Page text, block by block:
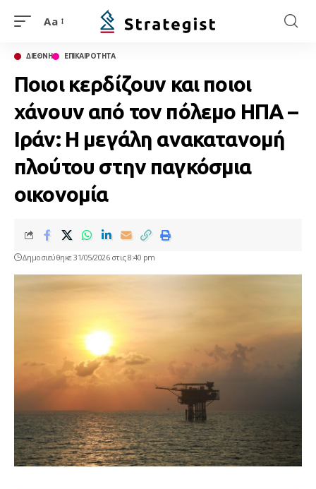
Aa
ΔΙΕΘΝΗ ΕΠΙΚΑΙΡΟΤΗΤΑ
Ποιοι κερδίζουν και ποιοι
χάνουν από τον πόλεμο ΗΠΑ –
Ιράν: Η μεγάλη ανακατανομή
πλούτου στην παγκόσμια
οικονομία
Δημοσιεύθηκε 31/05/2026 στις 8:40 pm